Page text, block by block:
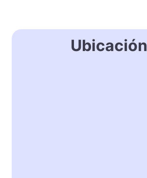
Ubicación